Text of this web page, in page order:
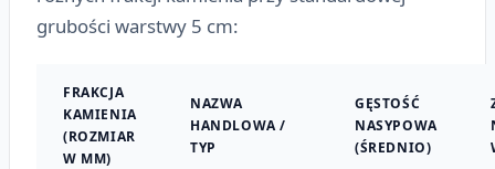
grubości warstwy 5 cm:
FRAKCJA
KAMIENIA
(ROZMIAR
W MM)
NAZWA
HANDLOWA /
TYP
GĘSTOŚĆ
NASYPOWA
(ŚREDNIO)